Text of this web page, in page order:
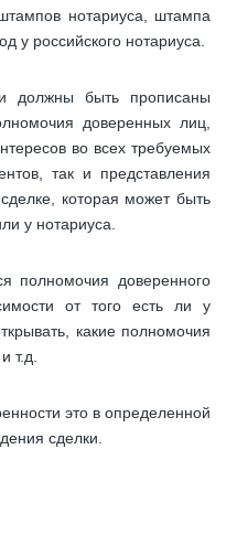
нотариуса, штампа
у российского нотариуса.
должны быть прописаны
доверенных лиц,
во всех требуемых
так и представления
которая может быть
у нотариуса.
полномочия доверенного
от того есть ли у
какие полномочия
т.д.
это в определенной
сделки.